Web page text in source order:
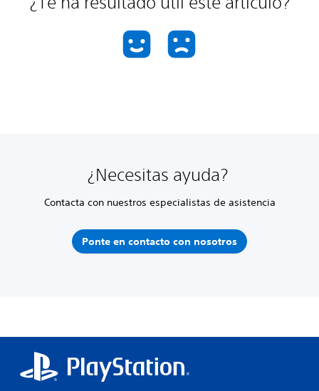
¿Necesitas ayuda?
Contacta con nuestros especialistas de asistencia
Ponte en contacto con nosotros